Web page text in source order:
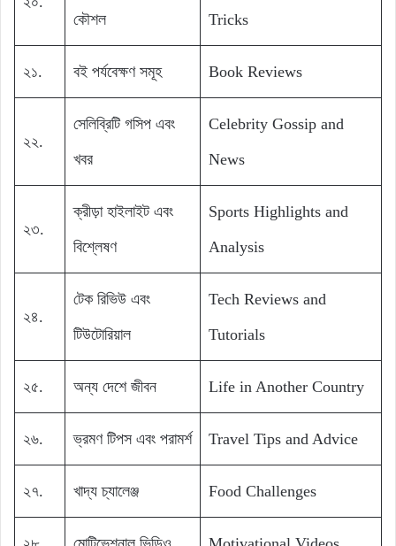
কৌশল
Tricks
২১. বই পর্যবেক্ষণ সমূহ Book Reviews
২২.
সেলিব্রিটি গসিপ এবং
খবর
Celebrity Gossip and
News
২৩.
ক্রীড়া হাইলাইট এবং
বিশ্লেষণ
Sports Highlights and
Analysis
২৪.
টেক রিভিউ এবং
টিউটোরিয়াল
Tech Reviews and
Tutorials
২৫. অন্য দেশে জীবন Life in Another Country
২৬. ভ্রমণ টিপস এবং পরামর্শ Travel Tips and Advice
২৭. খাদ্য চ্যালেঞ্জ Food Challenges